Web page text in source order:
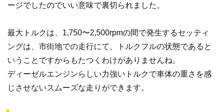
ージでしたのでいい意味で裏切られました。
最大トルクは、1,750〜2,500rpmの間で発生するセッティ
ングは、市街地での走行にて、トルクフルの状態であると
いうことですからもたつくわけがありませんね。
ディーゼルエンジンらしい力強いトルクで車体の重さを感
じさせないスムーズな走りができます。